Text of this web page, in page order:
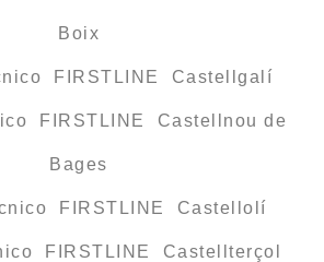
Boix
FIRSTLINE Castellgalí
FIRSTLINE Castellnou de
Bages
FIRSTLINE Castellolí
FIRSTLINE Castellterçol